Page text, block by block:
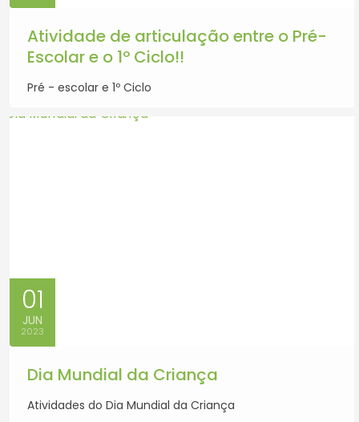
Atividade de articulação entre o Pré-
Escolar e o 1º Ciclo!!
Pré - escolar e 1º Ciclo
01
JUN
2023
Dia Mundial da Criança
Atividades do Dia Mundial da Criança